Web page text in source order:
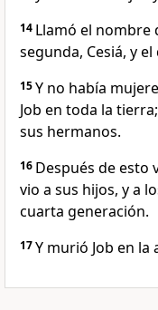
14 Llamó el nombre
segunda, Cesiá, y
15Y no había
Job en toda la
sus hermanos.
16 Después de esto
vio a sus hijos, y a
cuarta generación.
17Y murió Job en la